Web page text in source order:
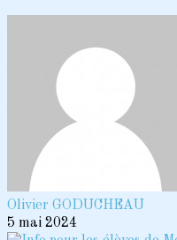
Olivier GODUCHEAU
5 mai 2024